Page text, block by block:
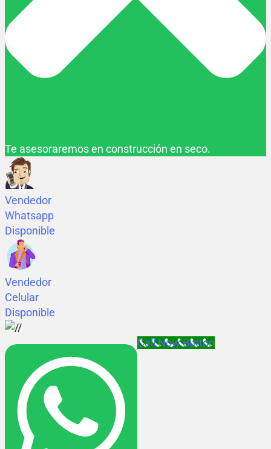
Te asesoraremos en construcción en seco.
Vendedor
Whatsapp
Disponible
Vendedor
Celular
Disponible
Call Now Button